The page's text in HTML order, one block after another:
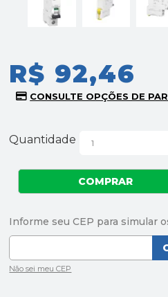
R$ 92,46
Quantidade